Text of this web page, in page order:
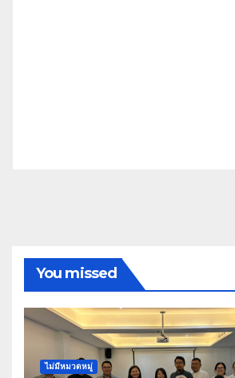
You missed
ไม่มีหมวดหมู่